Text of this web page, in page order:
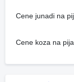
Cene junadi na
Cene koza na